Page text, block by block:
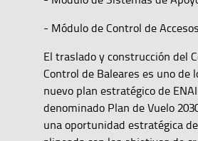
- Módulo de Control de
El traslado y construcción del
Control de Baleares es uno de
nuevo plan estratégico de
denominado Plan de Vuelo
una oportunidad estratégica